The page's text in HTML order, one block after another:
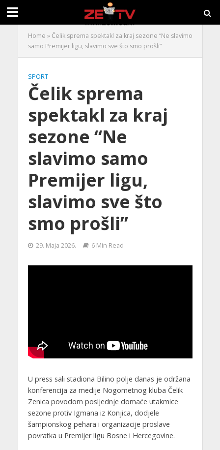
Home » Čelik sprema spektakl za kraj sezone “Ne slavimo
samo Premijer ligu, slavimo sve što smo prošli”
SPORT
Čelik sprema
spektakl za kraj
sezone “Ne
slavimo samo
Premijer ligu,
slavimo sve što
smo prošli”
29. Maja 2026. 6 Min Read
U press sali stadiona Bilino polje danas je održana
konferencija za medije Nogometnog kluba Čelik
Zenica povodom posljednje domaće utakmice
sezone protiv Igmana iz Konjica, dodjele
šampionskog pehara i organizacije proslave
povratka u Premijer ligu Bosne i Hercegovine.